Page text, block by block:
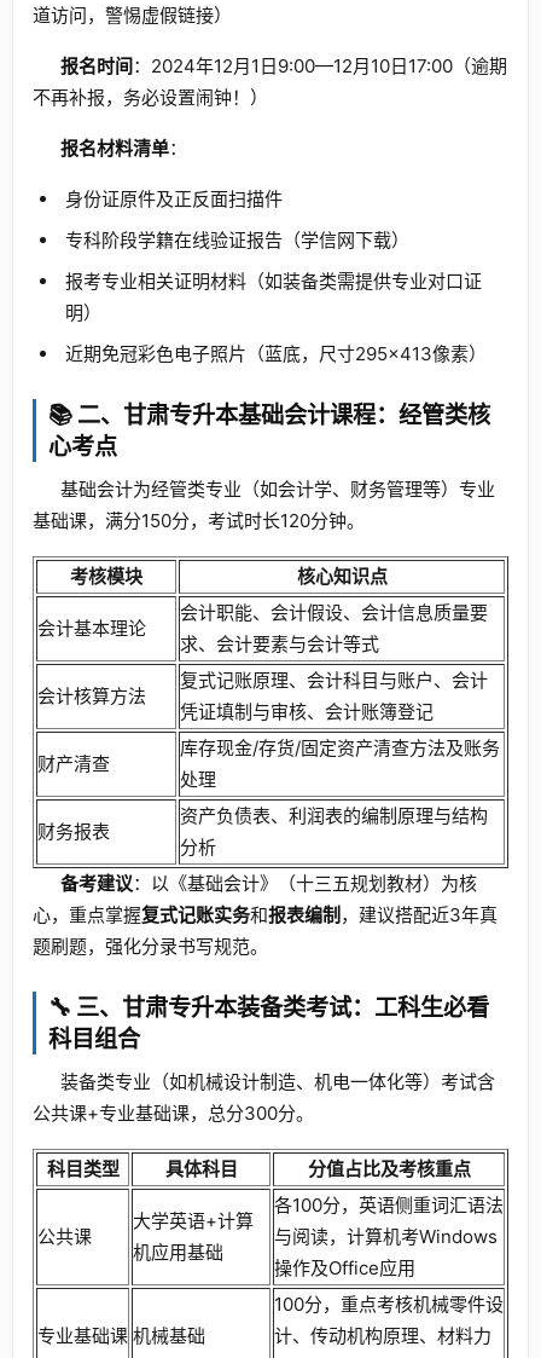
道访问，警惕虚假链接）
报名时间：2024年12月1日9:00—12月10日17:00（逾期
不再补报，务必设置闹钟！）
报名材料清单：
身份证原件及正反面扫描件
专科阶段学籍在线验证报告（学信网下载）
报考专业相关证明材料（如装备类需提供专业对口证
明）
近期免冠彩色电子照片（蓝底，尺寸295×413像素）
📚 二、甘肃专升本基础会计课程：经管类核
心考点
基础会计为经管类专业（如会计学、财务管理等）专业
基础课，满分150分，考试时长120分钟。
考核模块 核心知识点
会计基本理论
会计职能、会计假设、会计信息质量要
求、会计要素与会计等式
会计核算方法
复式记账原理、会计科目与账户、会计
凭证填制与审核、会计账簿登记
财产清查
库存现金/存货/固定资产清查方法及账务
处理
财务报表
资产负债表、利润表的编制原理与结构
分析
备考建议：以《基础会计》（十三五规划教材）为核
心，重点掌握复式记账实务和报表编制 ，建议搭配近3年真
题刷题，强化分录书写规范。
🔧 三、甘肃专升本装备类考试：工科生必看
科目组合
装备类专业（如机械设计制造、机电一体化等）考试含
公共课+专业基础课，总分300分。
科目类型 具体科目 分值占比及考核重点
公共课
大学英语+计算
机应用基础
各100分，英语侧重词汇语法
与阅读，计算机考Windows
操作及Office应用
专业基础课 机械基础
100分，重点考核机械零件设
计、传动机构原理、材料力